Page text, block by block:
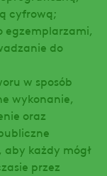
cyfrową;
egzemplarzami,
do
w sposób
wykonanie,
oraz
każdy mógł
przez